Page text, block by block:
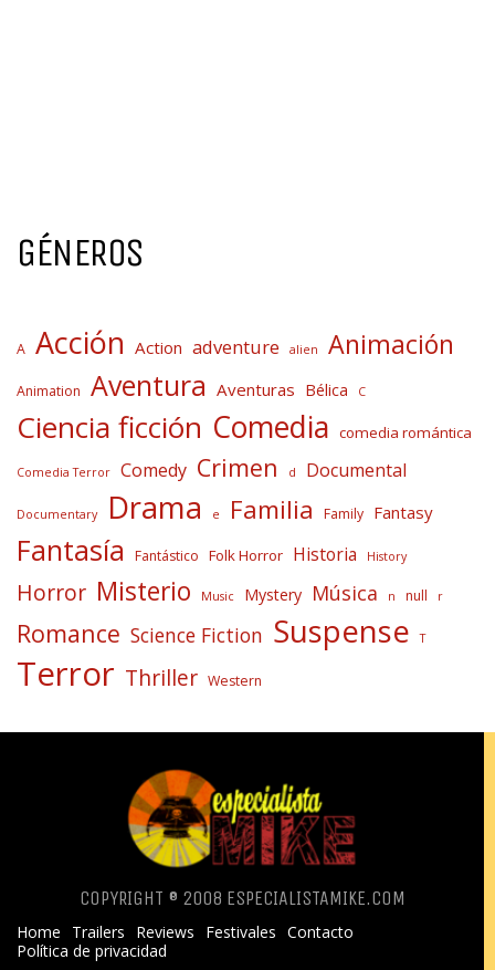
GÉNEROS
A Acción Action adventure alien Animación
Animation Aventura Aventuras Bélica C
Ciencia ficción Comedia comedia romántica
Comedia Terror Comedy Crimen d Documental
Documentary Drama e Familia Family Fantasy
Fantasía Fantástico Folk Horror Historia History
Horror Misterio Music Mystery Música n null r
Romance Science Fiction Suspense T
Terror Thriller Western
COPYRIGHT ® 2008 ESPECIALISTAMIKE.COM
Home Trailers Reviews Festivales Contacto
Política de privacidad